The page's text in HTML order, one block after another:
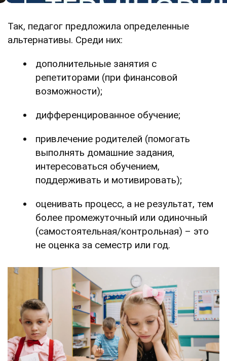
Так, педагог предложила определенные
альтернативы. Среди них:
дополнительные занятия с
репетиторами (при финансовой
возможности);
дифференцированное обучение;
привлечение родителей (помогать
выполнять домашние задания,
интересоваться обучением,
поддерживать и мотивировать);
оценивать процесс, а не результат, тем
более промежуточный или одиночный
(самостоятельная/контрольная) – это
не оценка за семестр или год.